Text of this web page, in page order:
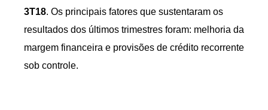
3T18. Os principais fatores que sustentaram os
resultados dos últimos trimestres foram: melhoria da
margem financeira e provisões de crédito recorrente
sob controle.